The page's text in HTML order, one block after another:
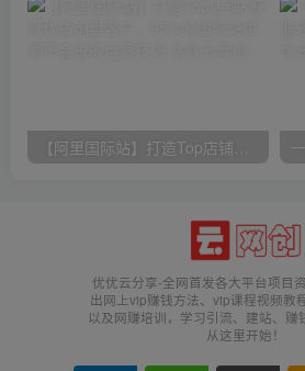
优优云分享-全网首发各大平台项目
出网上vip赚钱方法、vip课程视频教
以及网赚培训，学习引流、建站、赚
从这里开始！